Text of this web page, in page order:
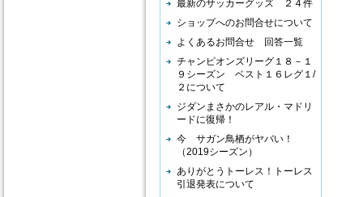
最新のサッカーグッズ ２４件
ショップへのお問合せについて
よくあるお問合せ 回答一覧
チャンピオンズリーグ１８－１
９シーズン ベスト１６レグ１/
２について
ジダンまさかのレアル・マドリ
ードに復帰！
今 サガン鳥栖がヤバい！
（2019シーズン）
ありがとうトーレス！トーレス
引退発表について